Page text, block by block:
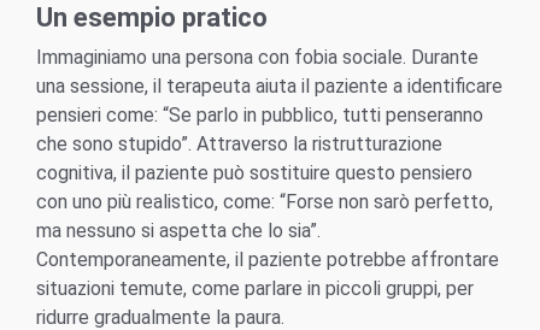
Un esempio pratico
Immaginiamo una persona con fobia sociale. Durante
una sessione, il terapeuta aiuta il paziente a identificare
pensieri come: “Se parlo in pubblico, tutti penseranno
che sono stupido”. Attraverso la ristrutturazione
cognitiva, il paziente può sostituire questo pensiero
con uno più realistico, come: “Forse non sarò perfetto,
ma nessuno si aspetta che lo sia”.
Contemporaneamente, il paziente potrebbe affrontare
situazioni temute, come parlare in piccoli gruppi, per
ridurre gradualmente la paura.